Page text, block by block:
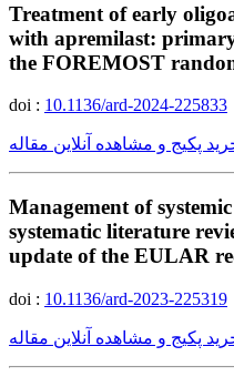
Treatment of early
with apremilast:
the FOREMOST
doi : 10.1136/ard-2024-225833
پکیج و مشاهده آنلاین مقاله
Management of
systematic literature
update of the EULAR
doi : 10.1136/ard-2023-225319
پکیج و مشاهده آنلاین مقاله